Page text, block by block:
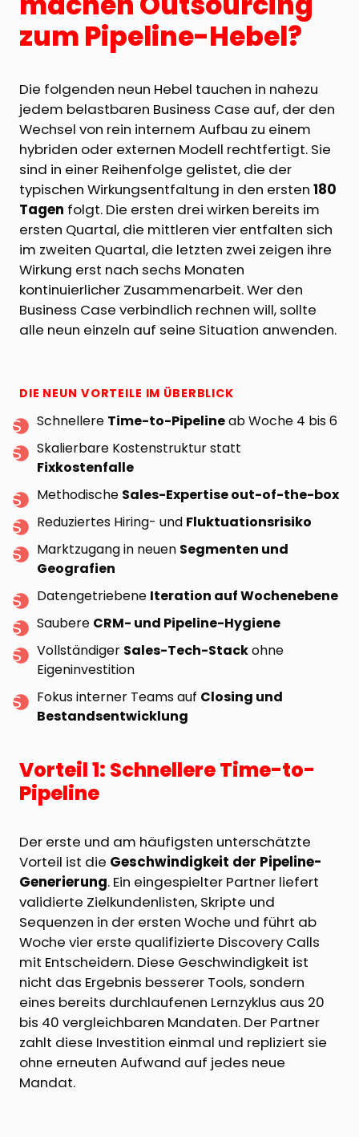
zum Pipeline-Hebel?
Die folgenden neun Hebel tauchen in nahezu
jedem belastbaren Business Case auf, der den
Wechsel von rein internem Aufbau zu einem
hybriden oder externen Modell rechtfertigt. Sie
sind in einer Reihenfolge gelistet, die der
typischen Wirkungsentfaltung in den ersten 180
Tagen folgt. Die ersten drei wirken bereits im
ersten Quartal, die mittleren vier entfalten sich
im zweiten Quartal, die letzten zwei zeigen ihre
Wirkung erst nach sechs Monaten
kontinuierlicher Zusammenarbeit. Wer den
Business Case verbindlich rechnen will, sollte
alle neun einzeln auf seine Situation anwenden.
DIE NEUN VORTEILE IM ÜBERBLICK
Schnellere Time-to-Pipelineab Woche 4 bis 6
Skalierbare Kostenstruktur statt
Fixkostenfalle
Methodische Sales-Expertise out-of-the-box
Reduziertes Hiring- und Fluktuationsrisiko
Marktzugang in neuen Segmenten und
Geografien
Datengetriebene Iteration auf Wochenebene
Saubere CRM- und Pipeline-Hygiene
Vollständiger Sales-Tech-Stackohne
Eigeninvestition
Fokus interner Teams auf Closing und
Bestandsentwicklung
Vorteil 1: Schnellere Time-to-
Pipeline
Der erste und am häufigsten unterschätzte
Vorteil ist die Geschwindigkeit der Pipeline-
Generierung. Ein eingespielter Partner liefert
validierte Zielkundenlisten, Skripte und
Sequenzen in der ersten Woche und führt ab
Woche vier erste qualifizierte Discovery Calls
mit Entscheidern. Diese Geschwindigkeit ist
nicht das Ergebnis besserer Tools, sondern
eines bereits durchlaufenen Lernzyklus aus 20
bis 40 vergleichbaren Mandaten. Der Partner
zahlt diese Investition einmal und repliziert sie
ohne erneuten Aufwand auf jedes neue
Mandat.